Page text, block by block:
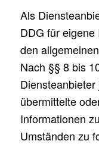
Als
DDG für
den
Nach §§ 8 bis
übermittelte
Informationen
Umständen zu